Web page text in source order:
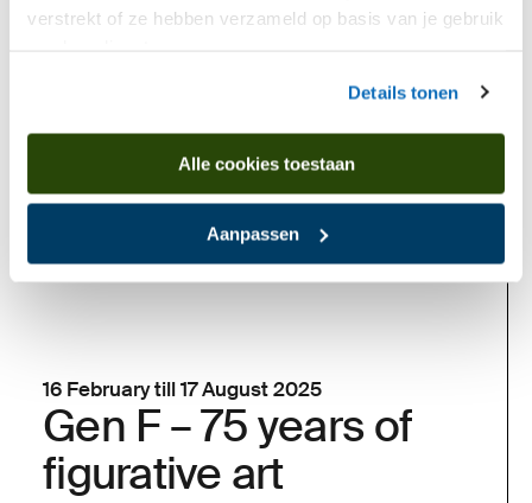
verstrekt of ze hebben verzameld op basis van je gebruik
Details tonen
Alle cookies toestaan
Aanpassen
16 February till 17 August 2025
Gen F – 75 years of
figurative art